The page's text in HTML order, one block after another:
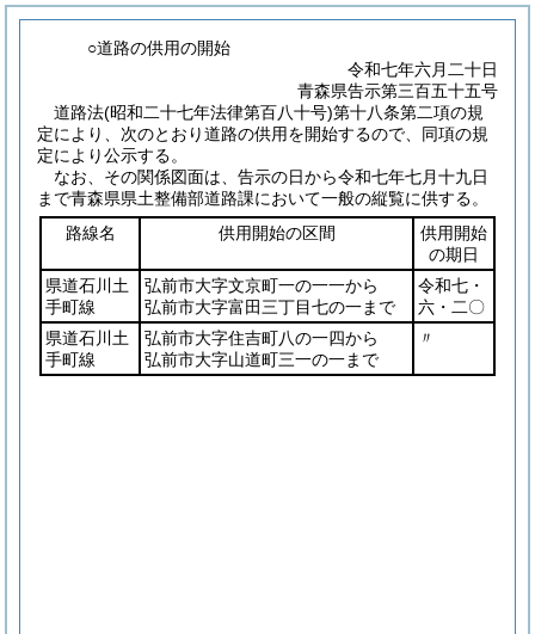
○道路の供用の開始
令和七年六月二十日
青森県告示第三百五十五号
道路法(昭和二十七年法律第百八十号)第十八条第二項の規
定により、次のとおり道路の供用を開始するので、同項の規
定により公示する。
なお、その関係図面は、告示の日から令和七年七月十九日
まで青森県県土整備部道路課において一般の縦覧に供する。
路線名
供用開始の区間
供用開始
の期日
県道石川土
手町線
弘前市大字文京町一の一一から
弘前市大字富田三丁目七の一まで
令和七・
六・二〇
県道石川土
手町線
弘前市大字住吉町八の一四から
弘前市大字山道町三一の一まで
〃